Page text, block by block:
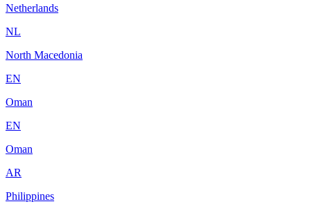
Netherlands
NL
North Macedonia
EN
Oman
EN
Oman
AR
Philippines